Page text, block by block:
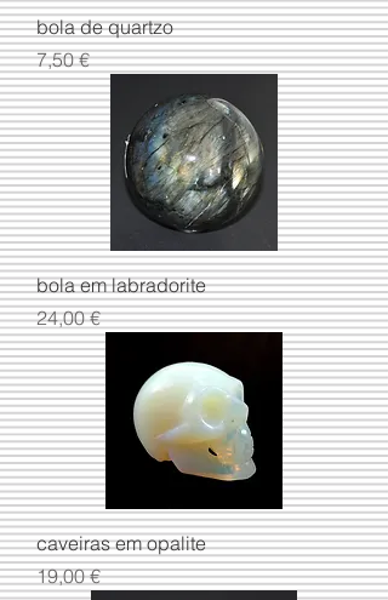
bola de quartzo
Preço
7,50 €
bola em labradorite
Preço
24,00 €
caveiras em opalite
Preço
19,00 €